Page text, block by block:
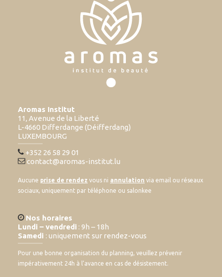
Aromas Institut
11, Avenue de la Liberté
L-4660 Differdange (Déifferdang)
LUXEMBOURG
+352 26 58 29 01
contact@aromas-institut.lu
Aucune prise de rendez vous ni annulation via email ou réseaux
sociaux, uniquement par téléphone ou salonkee
Nos horaires
Lundi – vendredi : 9h – 18h
Samedi : uniquement sur rendez-vous
Pour une bonne organisation du planning, veuillez prévenir
impérativement 24h à l’avance en cas de désistement.